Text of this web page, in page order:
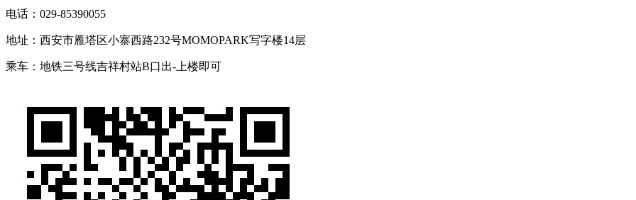
电话：029-85390055
地址：西安市雁塔区小寨西路232号MOMOPARK写字楼14层
乘车：地铁三号线吉祥村站B口出-上楼即可